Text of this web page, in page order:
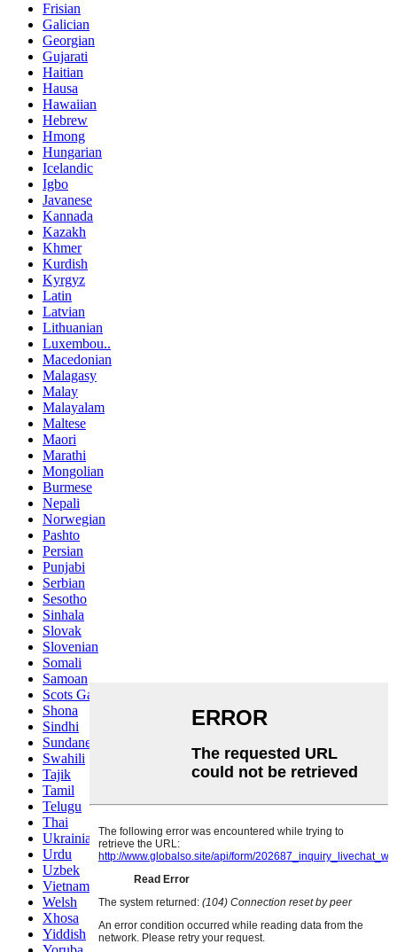
Frisian
Galician
Georgian
Gujarati
Haitian
Hausa
Hawaiian
Hebrew
Hmong
Hungarian
Icelandic
Igbo
Javanese
Kannada
Kazakh
Khmer
Kurdish
Kyrgyz
Latin
Latvian
Lithuanian
Luxembou..
Macedonian
Malagasy
Malay
Malayalam
Maltese
Maori
Marathi
Mongolian
Burmese
Nepali
Norwegian
Pashto
Persian
Punjabi
Serbian
Sesotho
Sinhala
Slovak
Slovenian
Somali
Samoan
Scots Gaelic
Shona
Sindhi
Sundanese
Swahili
Tajik
Tamil
Telugu
Thai
Ukrainian
Urdu
Uzbek
Vietnamese
Welsh
Xhosa
Yiddish